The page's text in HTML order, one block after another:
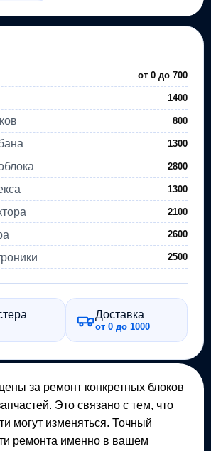
от 0 до700
1400
800
1300
2800
1300
2100
2600
2500
Доставка
от 0 до 1000
за ремонт конкретных блоков
Это связано с тем, что
могут изменяться. Точный
ремонта именно в вашем